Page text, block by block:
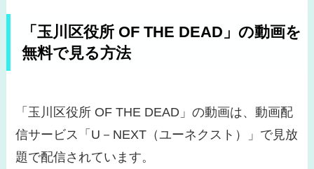
「玉川区役所 OF THE DEAD」の動画を
無料で見る方法
「玉川区役所 OF THE DEAD」の動画は、動画配
信サービス「U－NEXT（ユーネクスト）」で見放
題で配信されています。